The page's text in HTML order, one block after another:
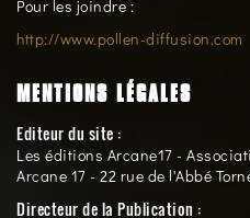
Pour les joindre :
http://www.pollen-diffusion.com
MENTIONS LÉGALES
Editeur du site :
Les éditions Arcane17 -
Arcane 17 - 22 rue de l'Abbé
Directeur de la Publication :